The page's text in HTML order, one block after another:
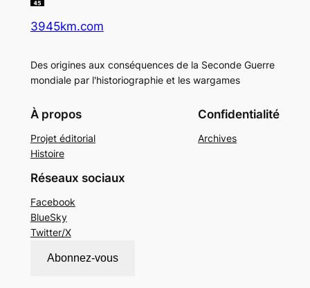
3945km.com
Des origines aux conséquences de la Seconde Guerre
mondiale par l'historiographie et les wargames
À propos
Projet éditorial
Histoire
Confidentialité
Archives
Réseaux sociaux
Facebook
BlueSky
Twitter/X
Abonnez-vous